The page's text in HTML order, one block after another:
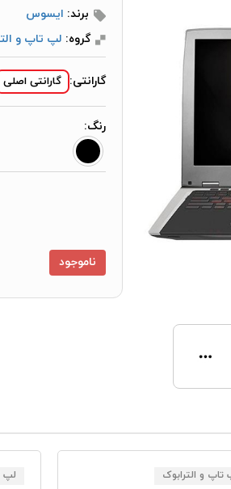
برند: ایسوس
گروه: لپ تاپ و
گارانتی: گارانتی اصلی
رنگ:
ناموجود
تاپ و الترابوک لپ